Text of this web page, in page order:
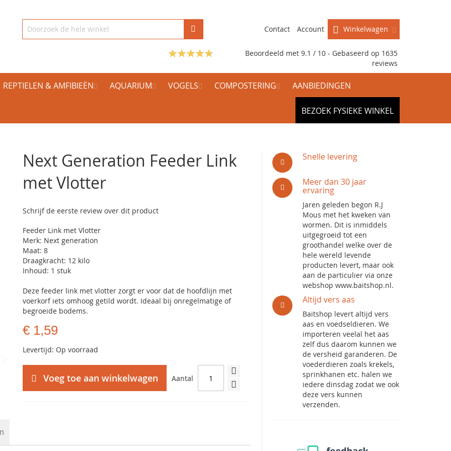
Winkelwagen
Contact Account
Beoordeeld met 9.1 / 10 - Gebaseerd op 1635
reviews
REPTIELEN & AMFIBIEËN AQUARIUM VOGELS COMPOSTERING AANBIEDINGEN
BEZOEK FYSIEKE WINKEL
Next Generation Feeder Link
met Vlotter
Schrijf de eerste review over dit product
Feeder Link met Vlotter
Merk: Next generation
Maat: 8
Draagkracht: 12 kilo
Inhoud: 1 stuk
Deze feeder link met vlotter zorgt er voor dat de hoofdlijn met
voerkorf iets omhoog getild wordt. Ideaal bij onregelmatige of
begroeide bodems.
€ 1,59
Levertijd: Op voorraad
Aantal
Voeg toe aan winkelwagen
Snelle levering
Meer dan 30 jaar
ervaring
Jaren geleden begon R.J
Mous met het kweken van
wormen. Dit is inmiddels
uitgegroeid tot een
groothandel welke over de
hele wereld levende
producten levert, maar ook
aan de particulier via onze
webshop www.baitshop.nl.
Altijd vers aas
Baitshop levert altijd vers
aas en voedseldieren. We
importeren veelal het aas
zelf dus daarom kunnen we
de versheid garanderen. De
voederdieren zoals krekels,
sprinkhanen etc. halen we
iedere dinsdag zodat we ook
deze vers kunnen
verzenden.